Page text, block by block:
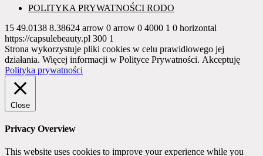
POLITYKA PRYWATNOŚCI RODO
15 49.0138 8.38624 arrow 0 arrow 0 4000 1 0 horizontal
https://capsulebeauty.pl 300 1
Strona wykorzystuje pliki cookies w celu prawidłowego jej
działania. Więcej informacji w Polityce Prywatności. Akceptuję
Polityka prywatności
Close
Privacy Overview
This website uses cookies to improve your experience while you